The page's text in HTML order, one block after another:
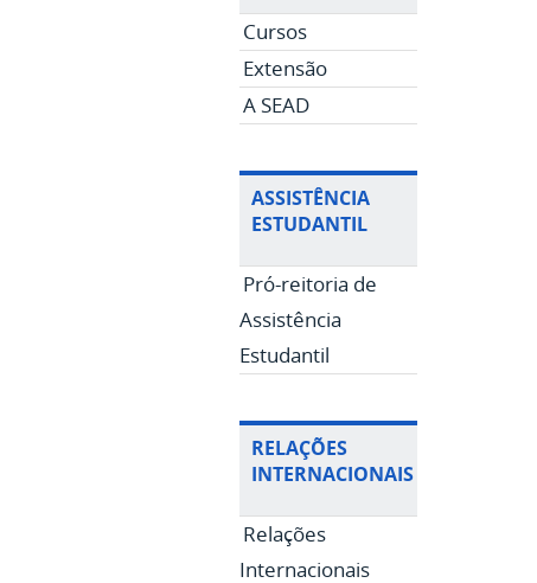
Cursos
Extensão
A SEAD
ASSISTÊNCIA
ESTUDANTIL
Pró-reitoria de
Assistência
Estudantil
RELAÇÕES
INTERNACIONAIS
Relações
Internacionais